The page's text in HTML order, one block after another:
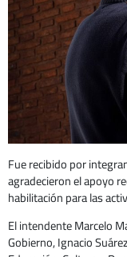
Fue recibido por
agradecieron el apoyo
habilitación para las
El intendente Marcelo
Gobierno, Ignacio